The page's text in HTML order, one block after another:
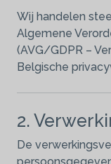
Wij handelen
Algemene
(AVG/GDPR –
Belgische
2.
De